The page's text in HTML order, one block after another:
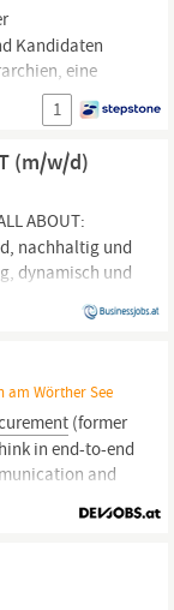
Kandidaten
eine
sowie den
Talentra ein
indem mit
1
(m/w/d)
ABOUT:
nachhaltig und
dynamisch und
Qualität und...
am Wörther See
(former
in end-to-end
and
English (min.
of an agile,